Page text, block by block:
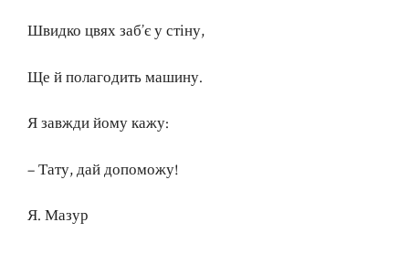
Швидко цвях заб’є у стіну,
Ще й полагодить машину.
Я завжди йому кажу:
– Тату, дай допоможу!
Я. Мазур